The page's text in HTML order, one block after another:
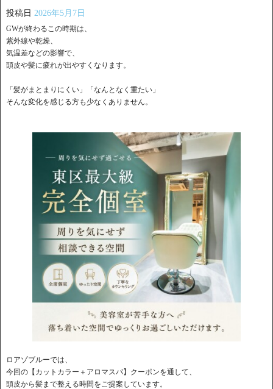
投稿日 2026年5月7日
GWが終わるこの時期は、
紫外線や乾燥、
気温差などの影響で、
頭皮や髪に疲れが出やすくなります。
「髪がまとまりにくい」「なんとなく重たい」
そんな変化を感じる方も少なくありません。
ロアゾブルーでは、
今回の【カットカラー＋アロマスパ】クーポンを通して、
頭皮から髪まで整える時間をご提案しています。